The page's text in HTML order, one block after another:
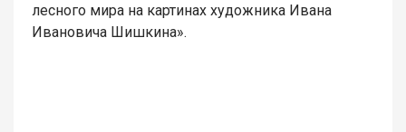
лесного мира на картинах художника Ивана
Ивановича Шишкина».